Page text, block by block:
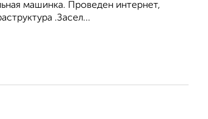
машинка. Проведен интернет,
.Засел...